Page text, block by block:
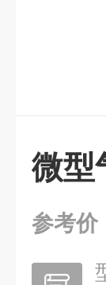
微型
参考价